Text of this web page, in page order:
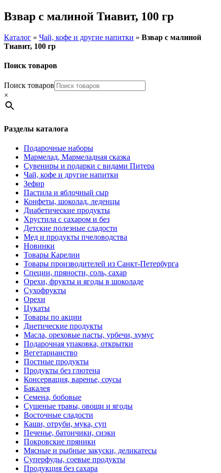
Взвар с малиной Тиавит, 100 гр
Каталог » Чай, кофе и другие напитки » Взвар с малиной
Тиавит, 100 гр
Поиск товаров
Поиск товаров
×
Разделы каталога
Подарочные наборы
Мармелад, Мармеладная сказка
Сувениры и подарки с видами Питера
Чай, кофе и другие напитки
Зефир
Пастила и яблочный сыр
Конфеты, шоколад, леденцы
Диабетические продукты
Хрустила с сахаром и без
Детские полезные сладости
Мед и продукты пчеловодства
Новинки
Товары Карелии
Товары производителей из Санкт-Петербурга
Специи, пряности, соль, сахар
Орехи, фрукты и ягоды в шоколаде
Сухофрукты
Орехи
Цукаты
Товары по акции
Диетические продукты
Масла, ореховые пасты, урбечи, хумус
Подарочная упаковка, открытки
Вегетарианство
Постные продукты
Продукты без глютена
Консервация, варенье, соусы
Бакалея
Семена, бобовые
Сушеные травы, овощи и ягоды
Восточные сладости
Каши, отруби, мука, суп
Печенье, батончики, снэки
Покровские пряники
Мясные и рыбные закуски, деликатесы
Суперфуды, соевые продукты
Продукция без сахара